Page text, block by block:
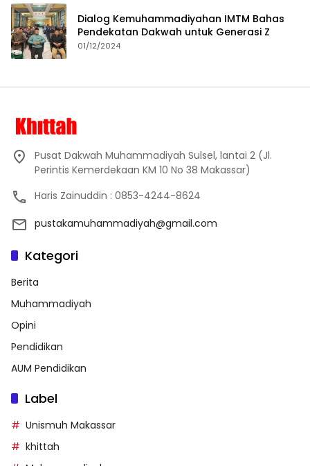
Dialog Kemuhammadiyahan IMTM Bahas
Pendekatan Dakwah untuk Generasi Z
01/12/2024
Pusat Dakwah Muhammadiyah Sulsel, lantai 2 (Jl.
Perintis Kemerdekaan KM 10 No 38 Makassar)
Haris Zainuddin : 0853-4244-8624
pustakamuhammadiyah@gmail.com
Kategori
Berita
Muhammadiyah
Opini
Pendidikan
AUM Pendidikan
Label
Unismuh Makassar
khittah